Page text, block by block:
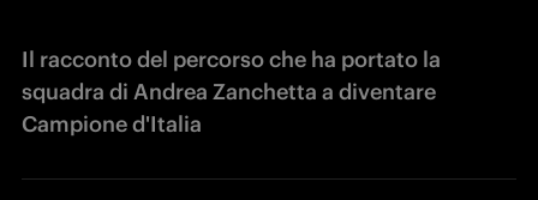
Il racconto del percorso che ha portato la
squadra di Andrea Zanchetta a diventare
Campione d'Italia